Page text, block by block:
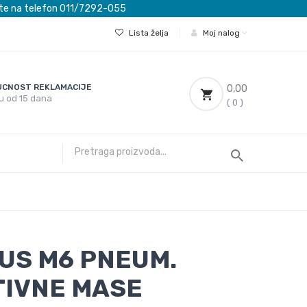
na telefon 011/7292-055
Lista želja Moj nalog
REKLAMACIJE
od 15 dana
0,00
( 0 )
M6 PNEUM.
MASE